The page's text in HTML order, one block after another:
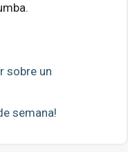
sobre un
semana!